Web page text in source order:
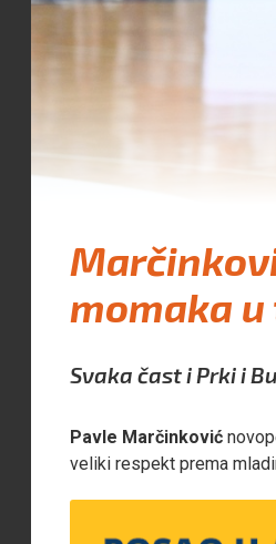
momaka
Svaka čast i Prki i
Pavle Marčinković
veliki respekt prema